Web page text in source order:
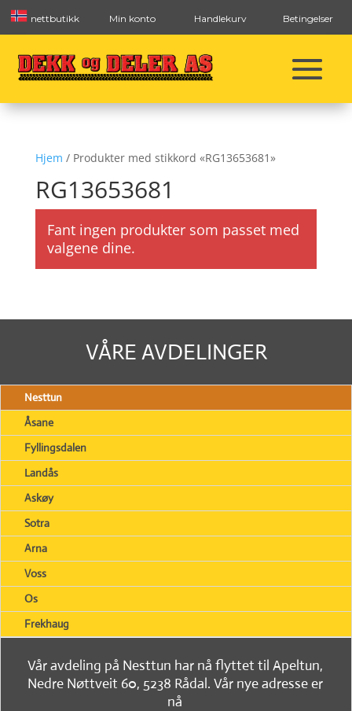
nettbutikk Min konto Handlekurv Betingelser
Hjem / Produkter med stikkord «RG13653681»
RG13653681
Fant ingen produkter som passet med
valgene dine.
VÅRE AVDELINGER
Nesttun
Åsane
Fyllingsdalen
Landås
Askøy
Sotra
Arna
Voss
Os
Frekhaug
Vår avdeling på Nesttun har nå flyttet til Apeltun,
Nedre Nøttveit 60, 5238 Rådal. Vår nye adresse er
nå